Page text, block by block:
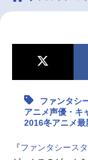
最新記事一覧
ファンタシ
アニメ声優・キ
2016冬アニメ最
『ファンタシース